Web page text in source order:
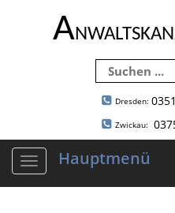
A
Dresden:
Zwickau:
Navigation
ein-/ausblenden
Hauptmenü